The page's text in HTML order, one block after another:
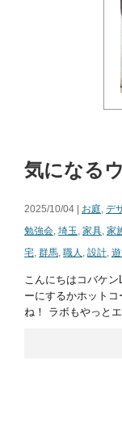
気になる
2025/10/04 | お庭, デ
勉強会, 埼玉, 家具, 家
宅, 群馬, 職人 , 設計,
こんにちはコバケ
ーにするかホット
ね！ ラボもやっと